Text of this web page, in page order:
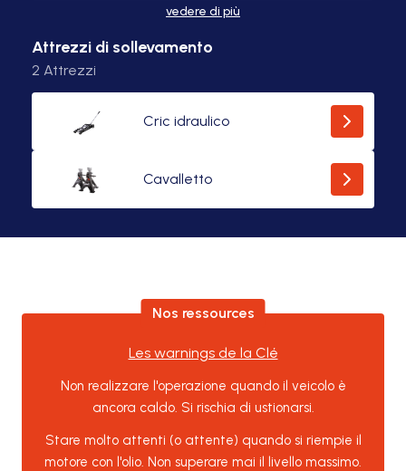
vedere di più
Attrezzi di sollevamento
2 Attrezzi
Cric idraulico
Cavalletto
Nos ressources
Les warnings de la Clé
Non realizzare l'operazione quando il veicolo è
ancora caldo. Si rischia di ustionarsi.
Stare molto attenti (o attente) quando si riempie il
motore con l'olio. Non superare mai il livello massimo.